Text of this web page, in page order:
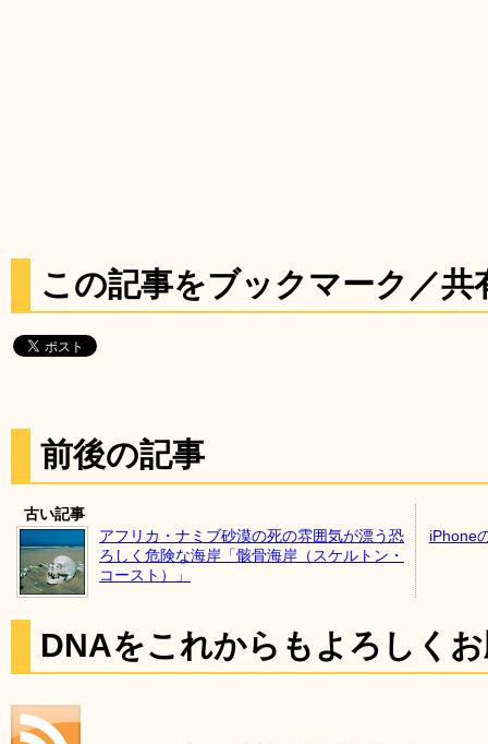
この記事をブックマーク／共
前後の記事
古い記事
アフリカ・ナミブ砂漠の死の雰囲気が漂う恐
ろしく危険な海岸「骸骨海岸（スケルトン・
コースト）」
iPhone
DNAをこれからもよろしく